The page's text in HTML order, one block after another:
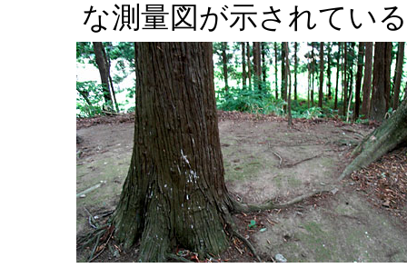
な測量図が示されてい